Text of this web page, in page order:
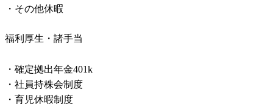
・その他休暇
福利厚生・諸手当
・確定拠出年金401k
・社員持株会制度
・育児休暇制度